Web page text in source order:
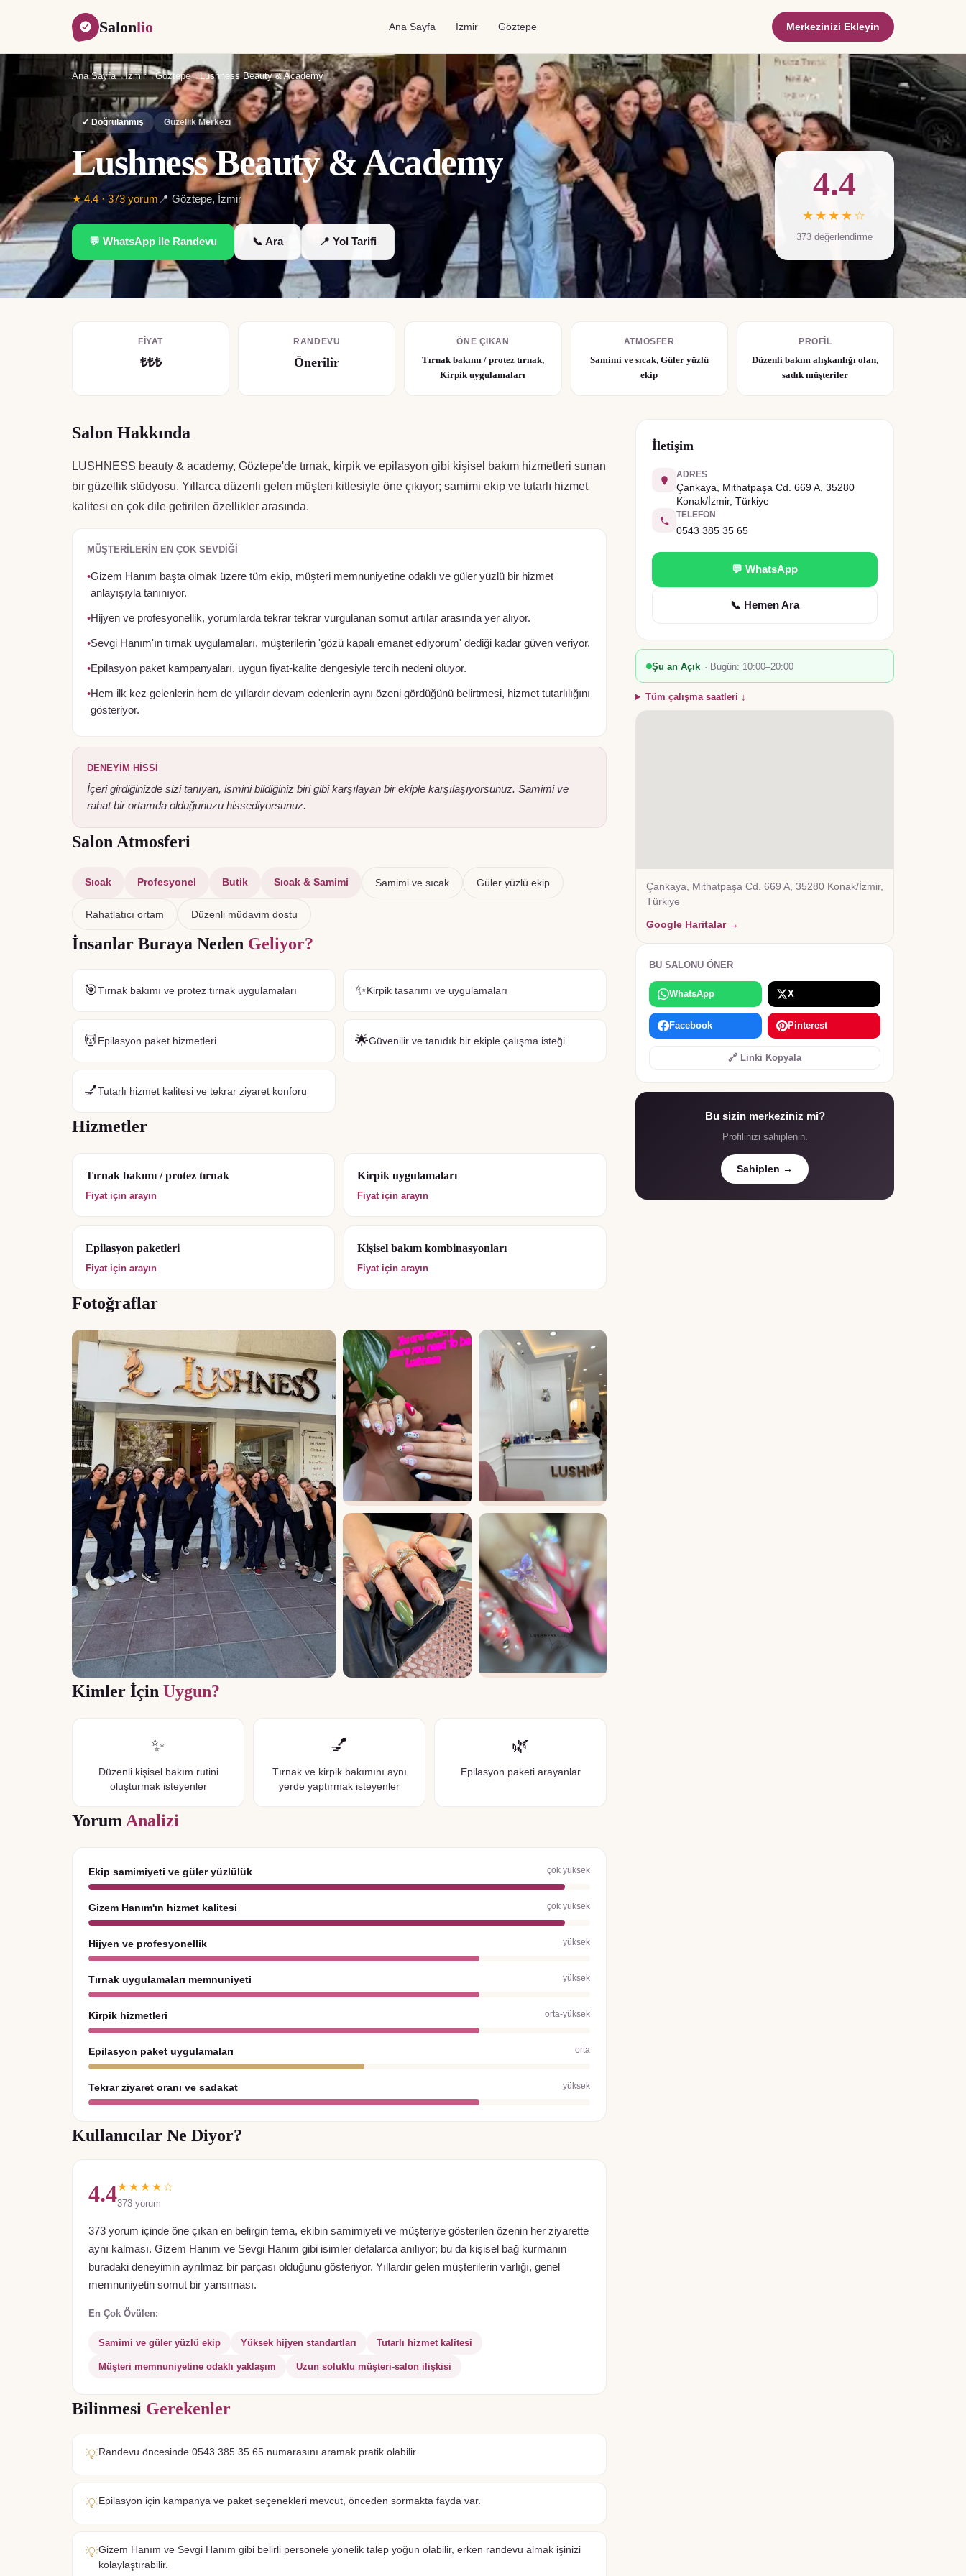
Salonlio Ana Sayfa İzmir Göztepe Merkezinizi Ekleyin
Ana Sayfa→İzmir→Göztepe→Lushness Beauty & Academy
✓ Doğrulanmış Güzellik Merkezi
Lushness Beauty & Academy
★4.4 · 373 yorum 📍 Göztepe, İzmir
💬 WhatsApp ile Randevu 📞 Ara 📍 Yol Tarifi
4.4
★★★★☆
373 değerlendirme
FIYAT
₺₺₺
RANDEVU
Önerilir
ÖNE ÇIKAN
Tırnak bakımı / protez tırnak,
Kirpik uygulamaları
ATMOSFER
Samimi ve sıcak, Güler yüzlü
ekip
PROFIL
Düzenli bakım alışkanlığı olan,
sadık müşteriler
Salon Hakkında
LUSHNESS beauty & academy, Göztepe'de tırnak, kirpik ve epilasyon gibi kişisel bakım hizmetleri sunan
bir güzellik stüdyosu. Yıllarca düzenli gelen müşteri kitlesiyle öne çıkıyor; samimi ekip ve tutarlı hizmet
kalitesi en çok dile getirilen özellikler arasında.
MÜŞTERILERIN EN ÇOK SEVDIĞI
•Gizem Hanım başta olmak üzere tüm ekip, müşteri memnuniyetine odaklı ve güler yüzlü bir hizmet
anlayışıyla tanınıyor.
•Hijyen ve profesyonellik, yorumlarda tekrar tekrar vurgulanan somut artılar arasında yer alıyor.
•Sevgi Hanım'ın tırnak uygulamaları, müşterilerin 'gözü kapalı emanet ediyorum' dediği kadar güven veriyor.
•Epilasyon paket kampanyaları, uygun fiyat-kalite dengesiyle tercih nedeni oluyor.
•Hem ilk kez gelenlerin hem de yıllardır devam edenlerin aynı özeni gördüğünü belirtmesi, hizmet tutarlılığını
gösteriyor.
DENEYIM HISSI
İçeri girdiğinizde sizi tanıyan, ismini bildiğiniz biri gibi karşılayan bir ekiple karşılaşıyorsunuz. Samimi ve
rahat bir ortamda olduğunuzu hissediyorsunuz.
Salon Atmosferi
Sıcak Profesyonel Butik Sıcak & Samimi Samimi ve sıcak Güler yüzlü ekip
Rahatlatıcı ortam Düzenli müdavim dostu
İnsanlar Buraya Neden Geliyor?
🎯Tırnak bakımı ve protez tırnak uygulamaları ✨Kirpik tasarımı ve uygulamaları
💆Epilasyon paket hizmetleri 🌟Güvenilir ve tanıdık bir ekiple çalışma isteği
💅Tutarlı hizmet kalitesi ve tekrar ziyaret konforu
Hizmetler
Tırnak bakımı / protez tırnak
Fiyat için arayın
Kirpik uygulamaları
Fiyat için arayın
Epilasyon paketleri
Fiyat için arayın
Kişisel bakım kombinasyonları
Fiyat için arayın
Fotoğraflar
Kimler İçin Uygun?
✨
Düzenli kişisel bakım rutini
oluşturmak isteyenler
💅
Tırnak ve kirpik bakımını aynı
yerde yaptırmak isteyenler
🌿
Epilasyon paketi arayanlar
Yorum Analizi
Ekip samimiyeti ve güler yüzlülük çok yüksek
Gizem Hanım'ın hizmet kalitesi çok yüksek
Hijyen ve profesyonellik yüksek
Tırnak uygulamaları memnuniyeti yüksek
Kirpik hizmetleri orta-yüksek
Epilasyon paket uygulamaları orta
Tekrar ziyaret oranı ve sadakat yüksek
Kullanıcılar Ne Diyor?
4.4★★★★☆
373 yorum
373 yorum içinde öne çıkan en belirgin tema, ekibin samimiyeti ve müşteriye gösterilen özenin her ziyarette
aynı kalması. Gizem Hanım ve Sevgi Hanım gibi isimler defalarca anılıyor; bu da kişisel bağ kurmanın
buradaki deneyimin ayrılmaz bir parçası olduğunu gösteriyor. Yıllardır gelen müşterilerin varlığı, genel
memnuniyetin somut bir yansıması.
En Çok Övülen:
Samimi ve güler yüzlü ekip Yüksek hijyen standartları Tutarlı hizmet kalitesi
Müşteri memnuniyetine odaklı yaklaşım Uzun soluklu müşteri-salon ilişkisi
Bilinmesi Gerekenler
💡Randevu öncesinde 0543 385 35 65 numarasını aramak pratik olabilir.
💡Epilasyon için kampanya ve paket seçenekleri mevcut, önceden sormakta fayda var.
💡Gizem Hanım ve Sevgi Hanım gibi belirli personele yönelik talep yoğun olabilir, erken randevu almak işinizi
kolaylaştırabilir.
İletişim
ADRES
Çankaya, Mithatpaşa Cd. 669 A, 35280
Konak/İzmir, Türkiye
TELEFON
0543 385 35 65
💬 WhatsApp
📞 Hemen Ara
Şu an Açık · Bugün: 10:00–20:00
Tüm çalışma saatleri ↓
Çankaya, Mithatpaşa Cd. 669 A, 35280 Konak/İzmir,
Türkiye
Google Haritalar →
BU SALONU ÖNER
WhatsApp X
Facebook Pinterest
🔗 Linki Kopyala
Bu sizin merkeziniz mi?
Profilinizi sahiplenin.
Sahiplen →